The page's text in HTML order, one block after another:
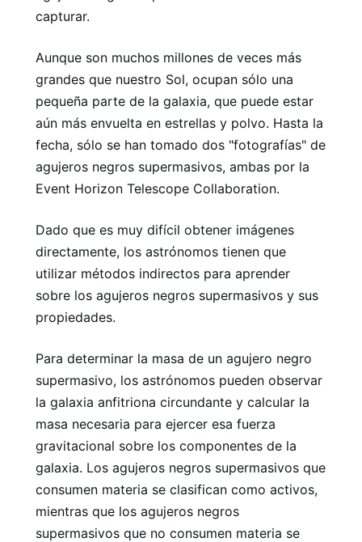
capturar.
Aunque son muchos millones de veces más
grandes que nuestro Sol, ocupan sólo una
pequeña parte de la galaxia, que puede estar
aún más envuelta en estrellas y polvo. Hasta la
fecha, sólo se han tomado dos "fotografías" de
agujeros negros supermasivos, ambas por la
Event Horizon Telescope Collaboration.
Dado que es muy difícil obtener imágenes
directamente, los astrónomos tienen que
utilizar métodos indirectos para aprender
sobre los agujeros negros supermasivos y sus
propiedades.
Para determinar la masa de un agujero negro
supermasivo, los astrónomos pueden observar
la galaxia anfitriona circundante y calcular la
masa necesaria para ejercer esa fuerza
gravitacional sobre los componentes de la
galaxia. Los agujeros negros supermasivos que
consumen materia se clasifican como activos,
mientras que los agujeros negros
supermasivos que no consumen materia se